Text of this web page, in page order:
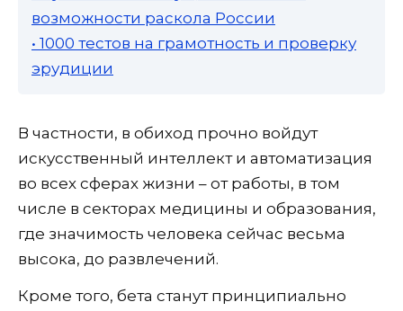
возможности раскола России
• 1000 тестов на грамотность и проверку
эрудиции
В частности, в обиход прочно войдут
искусственный интеллект и автоматизация
во всех сферах жизни – от работы, в том
числе в секторах медицины и образования,
где значимость человека сейчас весьма
высока, до развлечений.
Кроме того, бета станут принципиально